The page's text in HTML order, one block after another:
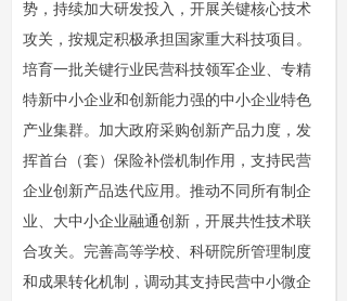
势，持续加大研发投入，开展关键核心技术
攻关，按规定积极承担国家重大科技项目。
培育一批关键行业民营科技领军企业、专精
特新中小企业和创新能力强的中小企业特色
产业集群。加大政府采购创新产品力度，发
挥首台（套）保险补偿机制作用，支持民营
企业创新产品迭代应用。推动不同所有制企
业、大中小企业融通创新，开展共性技术联
合攻关。完善高等学校、科研院所管理制度
和成果转化机制，调动其支持民营中小微企